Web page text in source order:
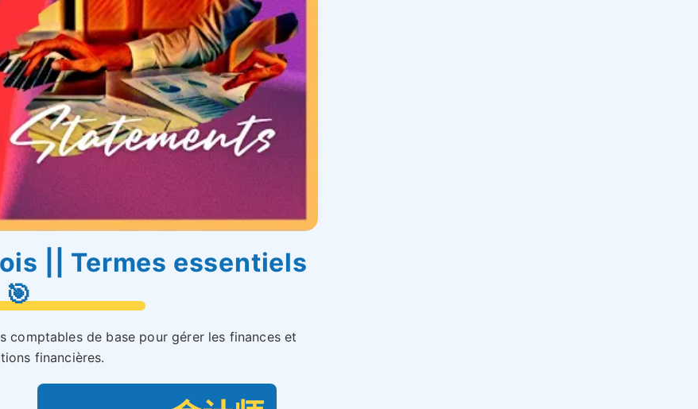
|| Termes essentiels
🎯
comptables de base pour gérer les finances et
financières.